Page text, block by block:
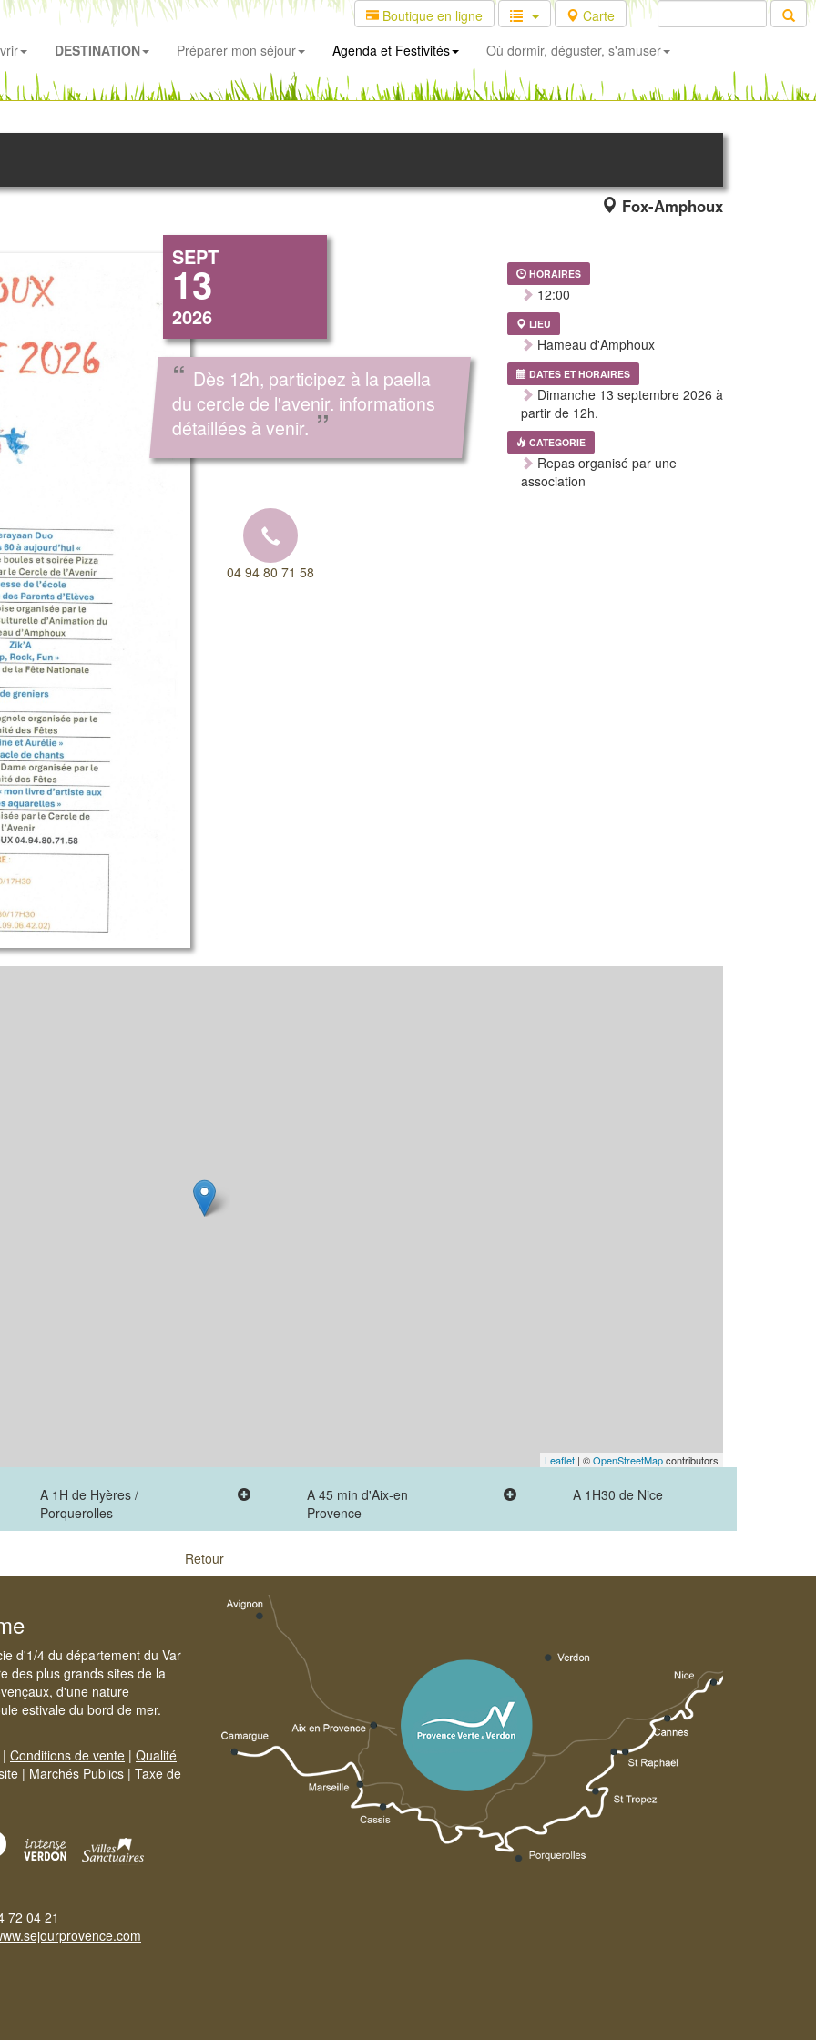
Boutique en ligne
Carte
DESTINATION Préparer mon séjour Agenda et Festivités Où dormir, déguster, s'amuser
Fox-Amphoux
SEPT
13
2026
“ Dès 12h, participez à la paella
du cercle de l'avenir. informations
détaillées à venir. ”
HORAIRES
12:00
LIEU
Hameau d'Amphoux
DATES ET HORAIRES
Dimanche 13 septembre 2026 à
partir de 12h.
CATEGORIE
Repas organisé par une
association
04 94 80 71 58
Leaflet | ©OpenStreetMapcontributors
A 1H de Hyères /
Porquerolles
A 45 min d'Aix-en
Provence
A 1H30 de Nice
Retour
d'1/4 du département du Var
des plus grands sites de la
d'une nature
estivale du bord de mer.
| Conditions de vente | Qualité
| Marchés Publics | Taxe de
72 04 21